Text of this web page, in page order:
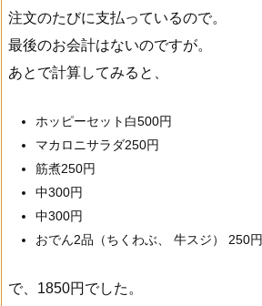
注文のたびに支払っているので。
最後のお会計はないのですが。
あとで計算してみると、
ホッピーセット白500円
マカロニサラダ250円
筋煮250円
中300円
中300円
おでん2品（ちくわぶ、 牛スジ） 250円
で、1850円でした。